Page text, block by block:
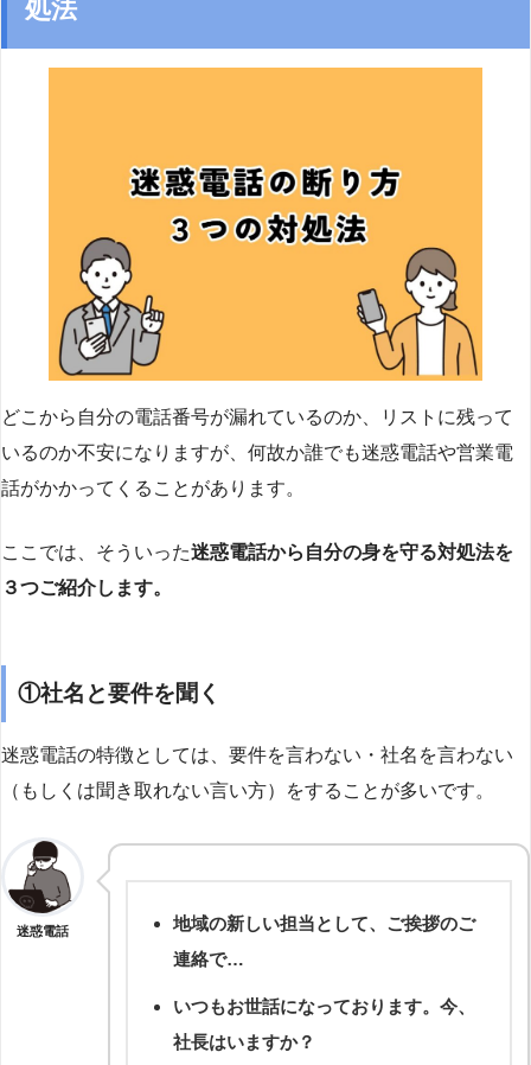
処法
どこから自分の電話番号が漏れているのか、リストに残って
いるのか不安になりますが、何故か誰でも迷惑電話や営業電
話がかかってくることがあります。
ここでは、そういった迷惑電話から自分の身を守る対処法を
３つご紹介します。
①社名と要件を聞く
迷惑電話の特徴としては、要件を言わない・社名を言わない
（もしくは聞き取れない言い方）をすることが多いです。
迷惑電話
地域の新しい担当として、ご挨拶のご
連絡で…
いつもお世話になっております。今、
社長はいますか？